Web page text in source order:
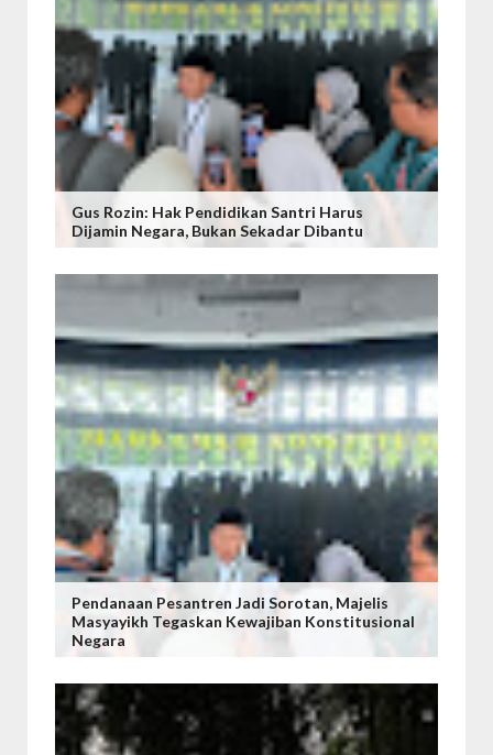
Gus Rozin: Hak Pendidikan Santri Harus
Dijamin Negara, Bukan Sekadar Dibantu
Pendanaan Pesantren Jadi Sorotan, Majelis
Masyayikh Tegaskan Kewajiban Konstitusional
Negara